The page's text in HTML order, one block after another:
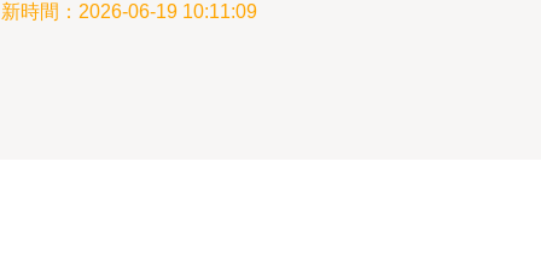
時間：2026-06-19 10:11:09